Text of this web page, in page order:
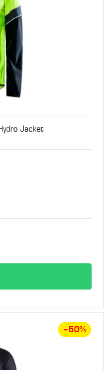
Jacket
–50%